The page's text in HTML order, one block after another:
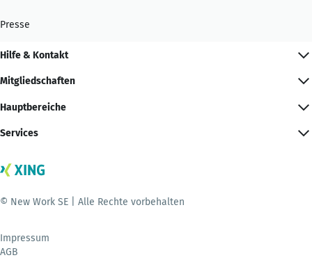
Presse
Hilfe & Kontakt
Mitgliedschaften
Hauptbereiche
Services
© New Work SE | Alle Rechte vorbehalten
Impressum
AGB